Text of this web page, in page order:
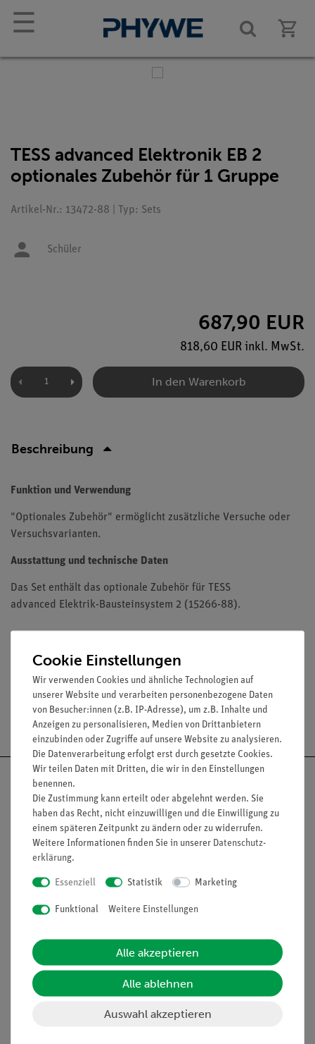
☰
TESS advanced Elektronik EB 2
optionales Zubehör für 1 Gruppe
Artikel-Nr.: 13472-88 | Typ: Sets
Schüler
687,90 EUR
818,60 EUR inkl. MwSt.
In den Warenkorb
Beschreibung
Funktion und Verwendung
"Optionales Zubehör" ermöglicht zusätzliche Versuche oder
Versuchsvarianten.
Ausstattung und technische Daten
Das Set enthält das optionale Zubehör für TESS
advanced Elektrik-Bausteinsystem 2 (15266-88).
Lieferumfang
Versandkostenfrei ab 300,- €
Nach oben
Informationen
Projekte und Lösungen
Stellenangebote
Service
Beratung & Showroom
Inventarisierungs- &
Einräumservice
Inbetriebnahme & Schulungen
Cookie Einstellungen
Wir verwenden Cookies und ähnliche Technologien auf
unserer Website und verarbeiten personenbezogene Daten
von Besucher:innen (z.B. IP-Adresse), um z.B. Inhalte und
Anzeigen zu personalisieren, Medien von Drittanbietern
einzubinden oder Zugriffe auf unsere Website zu analysieren.
Die Datenverarbeitung erfolgt erst durch gesetzte Cookies.
Wir teilen Daten mit Dritten, die wir in den Einstellungen
benennen.
Die Zustimmung kann erteilt oder abgelehnt werden. Sie
haben das Recht, nicht einzuwilligen und die Einwilligung zu
einem späteren Zeitpunkt zu ändern oder zu widerrufen.
Weitere Informationen finden Sie in unserer Daten­schutz­
erklärung.
Essenziell Statistik Marketing
Funktional Weitere Einstellungen
Alle akzeptieren
Alle ablehnen
Auswahl akzeptieren